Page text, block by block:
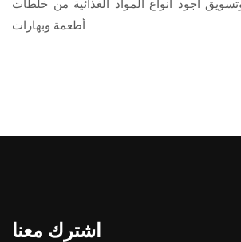
أجود أنواع المواد الغذائية من خلطات
أطعمة وبهارات
اشترك معنا